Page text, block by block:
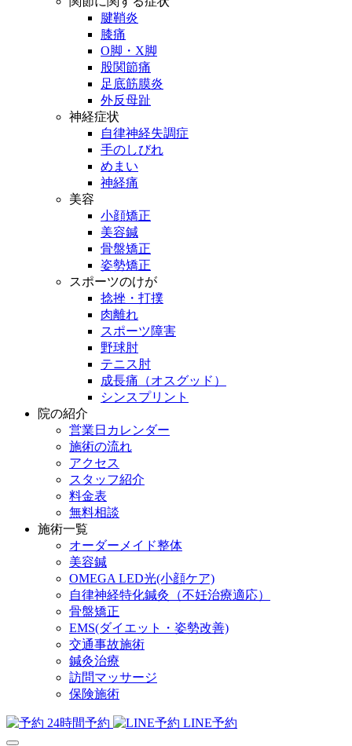
腱鞘炎
膝痛
O脚・X脚
股関節痛
足底筋膜炎
外反母趾
神経症状
自律神経失調症
手のしびれ
めまい
神経痛
美容
小顔矯正
美容鍼
骨盤矯正
姿勢矯正
スポーツのけが
捻挫・打撲
肉離れ
スポーツ障害
野球肘
テニス肘
成長痛（オスグッド）
シンスプリント
院の紹介
営業日カレンダー
施術の流れ
アクセス
スタッフ紹介
料金表
無料相談
施術一覧
オーダーメイド整体
美容鍼
OMEGA LED光(小顔ケア)
自律神経特化鍼灸（不妊治療適応）
骨盤矯正
EMS(ダイエット・姿勢改善)
交通事故施術
鍼灸治療
訪問マッサージ
保険施術
24時間予約 LINE予約